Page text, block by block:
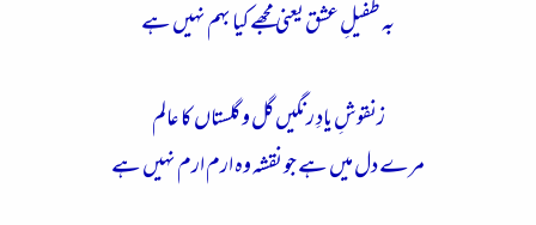
بہ طفیلِ عشق یعنی مجھے کیا بہم نہیں ہے
زنقوشِ یادِ رنگیں گل و گلستاں کا عالم
مرے دل میں ہے جو نقشہ وہ ارم ارم نہیں ہے